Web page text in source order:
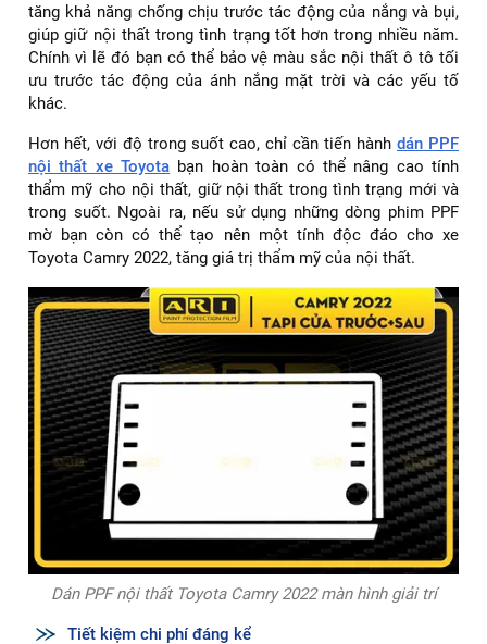
tăng khả năng chống chịu trước tác động của nắng và bụi,
giúp giữ nội thất trong tình trạng tốt hơn trong nhiều năm.
Chính vì lẽ đó bạn có thể bảo vệ màu sắc nội thất ô tô tối
ưu trước tác động của ánh nắng mặt trời và các yếu tố
khác.
Hơn hết, với độ trong suốt cao, chỉ cần tiến hành dán PPF
nội thất xe Toyota bạn hoàn toàn có thể nâng cao tính
thẩm mỹ cho nội thất, giữ nội thất trong tình trạng mới và
trong suốt. Ngoài ra, nếu sử dụng những dòng phim PPF
mờ bạn còn có thể tạo nên một tính độc đáo cho xe
Toyota Camry 2022, tăng giá trị thẩm mỹ của nội thất.
Dán PPF nội thất Toyota Camry 2022 màn hình giải trí
Tiết kiệm chi phí đáng kể